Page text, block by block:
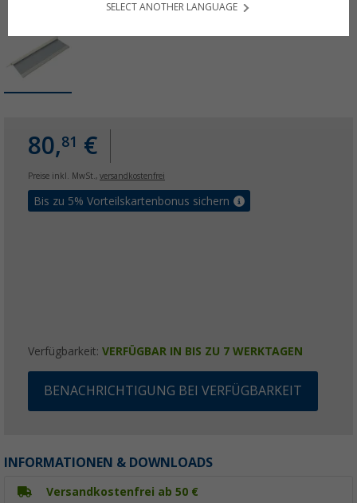
80,81 €
Preise inkl. MwSt., versandkostenfrei
Bis zu 5% Vorteilskartenbonus sichern
Verfügbarkeit: VERFÜGBAR IN BIS ZU 7 WERKTAGEN
BENACHRICHTIGUNG BEI VERFÜGBARKEIT
INFORMATIONEN & DOWNLOADS
Versandkostenfrei ab 50 €
SELECT ANOTHER LANGUAGE